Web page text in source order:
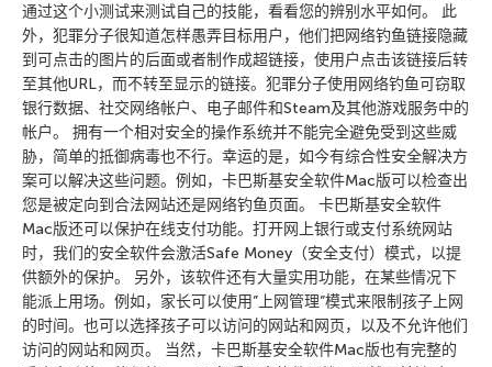
通过这个小测试来测试自己的技能，看看您的辨别水平如何。 此
外，犯罪分子很知道怎样愚弄目标用户，他们把网络钓鱼链接隐藏
到可点击的图片的后面或者制作成超链接，使用户点击该链接后转
至其他URL，而不转至显示的链接。犯罪分子使用网络钓鱼可窃取
银行数据、社交网络帐户、电子邮件和Steam及其他游戏服务中的
帐户。 拥有一个相对安全的操作系统并不能完全避免受到这些威
胁，简单的抵御病毒也不行。幸运的是，如今有综合性安全解决方
案可以解决这些问题。例如，卡巴斯基安全软件Mac版可以检查出
您是被定向到合法网站还是网络钓鱼页面。 卡巴斯基安全软件
Mac版还可以保护在线支付功能。打开网上银行或支付系统网站
时，我们的安全软件会激活Safe Money（安全支付）模式，以提
供额外的保护。 另外，该软件还有大量实用功能，在某些情况下
能派上用场。例如，家长可以使用”上网管理”模式来限制孩子上网
的时间。也可以选择孩子可以访问的网站和网页，以及不允许他们
访问的网站和网页。 当然，卡巴斯基安全软件Mac版也有完整的